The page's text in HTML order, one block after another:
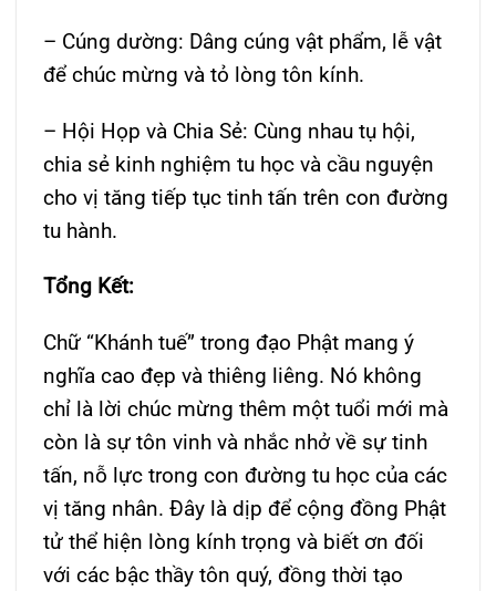
– Cúng dường: Dâng cúng vật phẩm, lễ vật
để chúc mừng và tỏ lòng tôn kính.
– Hội Họp và Chia Sẻ: Cùng nhau tụ hội,
chia sẻ kinh nghiệm tu học và cầu nguyện
cho vị tăng tiếp tục tinh tấn trên con đường
tu hành.
Tổng Kết:
Chữ “Khánh tuế” trong đạo Phật mang ý
nghĩa cao đẹp và thiêng liêng. Nó không
chỉ là lời chúc mừng thêm một tuổi mới mà
còn là sự tôn vinh và nhắc nhở về sự tinh
tấn, nỗ lực trong con đường tu học của các
vị tăng nhân. Đây là dịp để cộng đồng Phật
tử thể hiện lòng kính trọng và biết ơn đối
với các bậc thầy tôn quý, đồng thời tạo